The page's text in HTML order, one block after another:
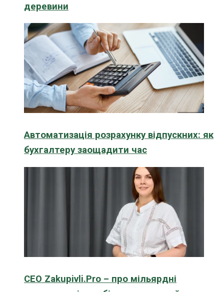
деревини
Автоматизація розрахунку відпускних: як
бухгалтеру заощадити час
CEO Zakupivli.Pro – про мільярдні